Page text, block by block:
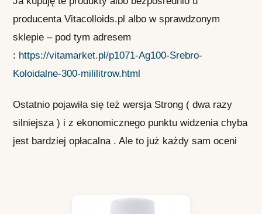
producenta Vitacolloids.pl albo w sprawdzonym
sklepie – pod tym adresem
: https://vitamarket.pl/p1071-Ag100-Srebro-
Koloidalne-300-mililitrow.html
Ostatnio pojawiła się też wersja Strong ( dwa razy
silniejsza ) i z ekonomicznego punktu widzenia chyba
jest bardziej opłacalna . Ale to już każdy sam oceni